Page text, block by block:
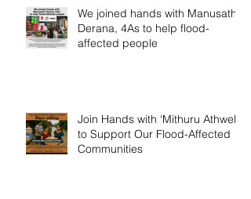
We joined hands with Manusath
Derana, 4As to help flood-
affected people
Join Hands with ‘Mithuru Athwela’
to Support Our Flood-Affected
Communities